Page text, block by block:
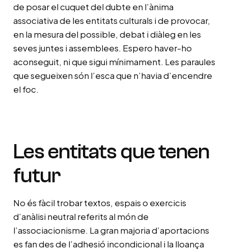
de posar el cuquet del dubte en l’ànima
associativa de les entitats culturals i de provocar,
en la mesura del possible, debat i diàleg en les
seves juntes i assemblees. Espero haver-ho
aconseguit, ni que sigui mínimament. Les paraules
que segueixen són l’esca que n’havia d’encendre
el foc.
Les entitats que tenen
futur
No és fàcil trobar textos, espais o exercicis
d’anàlisi neutral referits al món de
l’associacionisme. La gran majoria d’aportacions
es fan des de l’adhesió incondicional i la lloança